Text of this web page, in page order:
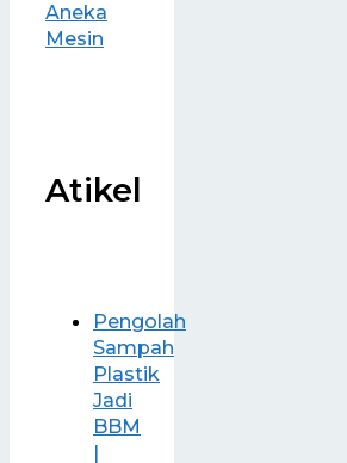
Aneka
Mesin
Atikel
Pengolah
Sampah
Plastik
Jadi
BBM